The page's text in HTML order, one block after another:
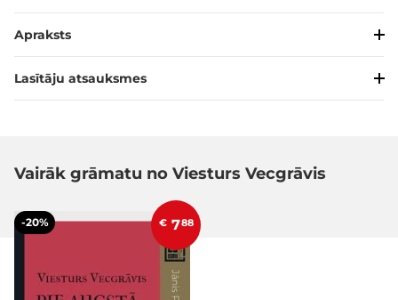
Apraksts
Lasītāju atsauksmes
Vairāk grāmatu no Viesturs Vecgrāvis
-20% € 788